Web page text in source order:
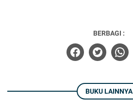
BERBAGI :
BUKU LAINNYA